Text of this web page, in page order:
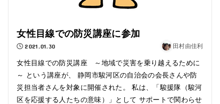
女性目線での防災講座に参加
2021.01.30 田村由佳利
女性目線での防災講座 ～地域で災害を乗り越えるために
～ という講座が、 静岡市駿河区の自治会の会長さんや防
災担当者さんを対象に開催された。 私は、「駿援隊（駿河
区を応援する人たちの意味）」として サポートで関わらせ